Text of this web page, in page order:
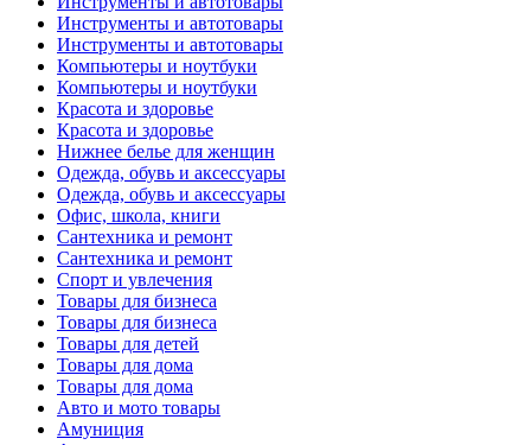
Инструменты и автотовары
Инструменты и автотовары
Компьютеры и ноутбуки
Компьютеры и ноутбуки
Красота и здоровье
Красота и здоровье
Нижнее белье для женщин
Одежда, обувь и аксессуары
Одежда, обувь и аксессуары
Офис, школа, книги
Сантехника и ремонт
Сантехника и ремонт
Спорт и увлечения
Товары для бизнеса
Товары для бизнеса
Товары для детей
Товары для дома
Товары для дома
Авто и мото товары
Амуниция